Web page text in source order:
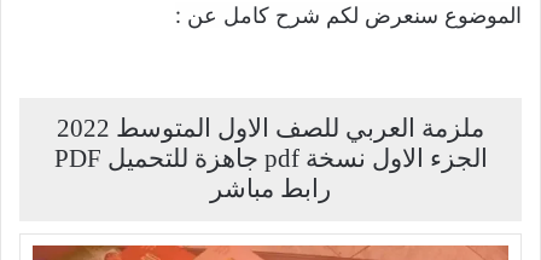
الموضوع سنعرض لكم شرح كامل عن :
ملزمة العربي للصف الاول المتوسط 2022
الجزء الاول نسخة pdf جاهزة للتحميل PDF
رابط مباشر